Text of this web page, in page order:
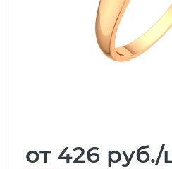
от 426 руб./